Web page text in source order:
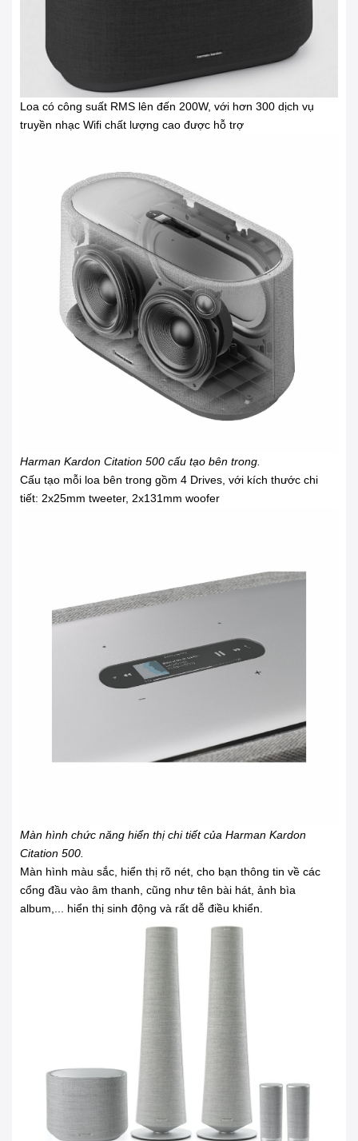
Loa có công suất RMS lên đến 200W, với hơn 300 dịch vụ
truyền nhạc Wifi chất lượng cao được hỗ trợ
Harman Kardon Citation 500 cấu tạo bên trong.
Cấu tạo mỗi loa bên trong gồm 4 Drives, với kích thước chi
tiết: 2x25mm tweeter, 2x131mm woofer
Màn hình chức năng hiển thị chi tiết của Harman Kardon
Citation 500.
Màn hình màu sắc, hiển thị rõ nét, cho bạn thông tin về các
cổng đầu vào âm thanh, cũng như tên bài hát, ảnh bìa
album,... hiển thị sinh động và rất dễ điều khiển.